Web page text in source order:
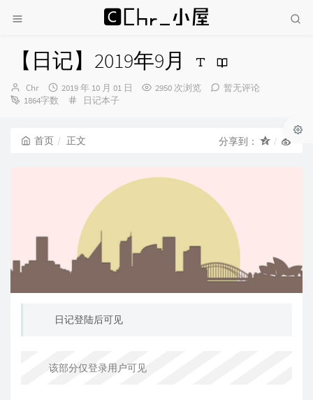
【日记】2019年9月
博
主：
Chr
发
布
2019 年 10 月 01 日 2950 次浏览
暂无评论
1864字数
分
日记本子
首页 正文 分享到：
日记登陆后可见
该部分仅登录用户可见